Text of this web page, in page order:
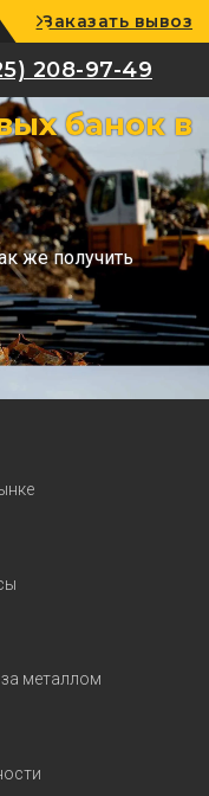
208-97-49
Заказать вывоз
208-97-49
банок в
же получить
металлом